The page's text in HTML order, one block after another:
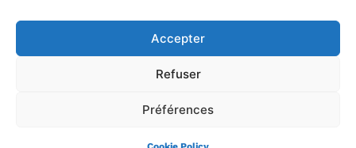
Accepter
Refuser
Préférences
jardin